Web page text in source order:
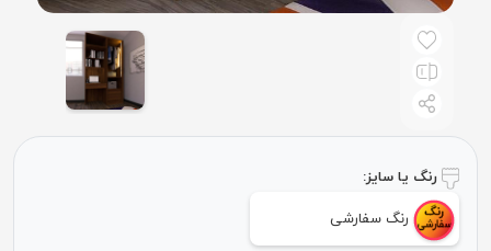
رنگ یا سایز:
رنگ سفارشی